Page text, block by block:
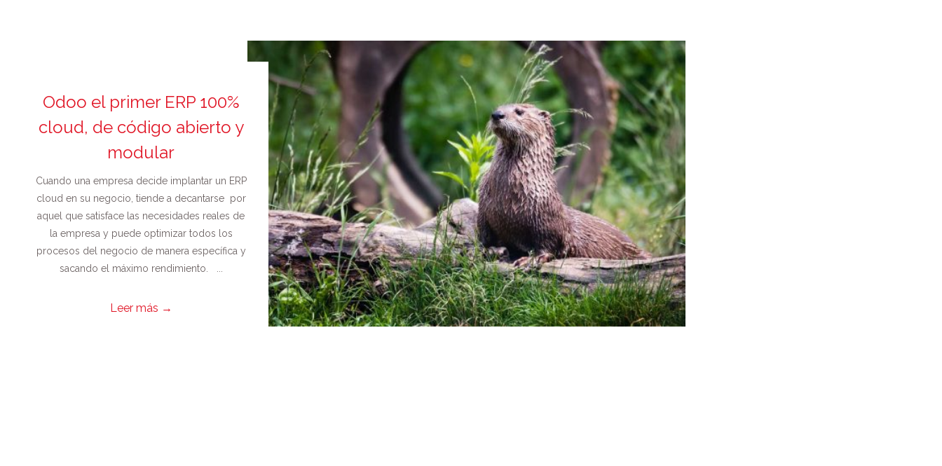
Odoo el primer ERP 100%
cloud, de código abierto y
modular
Cuando una empresa decide implantar un ERP
cloud en su negocio, tiende a decantarse por
aquel que satisface las necesidades reales de
la empresa y puede optimizar todos los
procesos del negocio de manera específica y
sacando el máximo rendimiento. ...
Leer más →